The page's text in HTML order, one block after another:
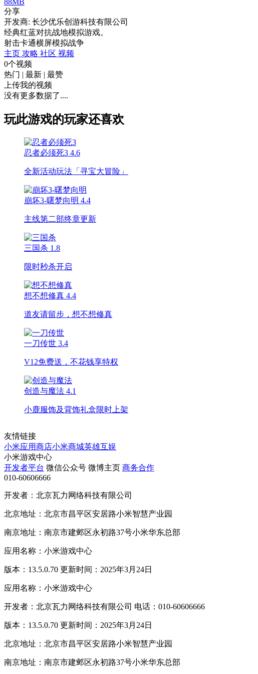
分享
开发商: 长沙优乐创游科技有限公司
经典红蓝对抗战地模拟游戏。
射击卡通横屏模拟战争
主页 攻略 社区 视频
0个视频
热门 | 最新 | 最赞
上传我的视频
没有更多数据了....
玩此游戏的玩家还喜欢
忍者必须死3 4.6
全新活动玩法「寻宝大冒险」
崩坏3-曙梦向明 4.4
主线第二部终章更新
三国杀 1.8
限时秒杀开启
想不想修真 4.4
道友请留步，想不想修真
一刀传世 3.4
V12免费送，不花钱享特权
创造与魔法 4.1
小鹿服饰及背饰礼盒限时上架
友情链接
小米应用商店小米商城英雄互娱
小米游戏中心
开发者平台 微信公众号 微博主页 商务合作
010-60606666
开发者：北京瓦力网络科技有限公司
北京地址：北京市昌平区安居路小米智慧产业园
南京地址：南京市建邺区永初路37号小米华东总部
应用名称：小米游戏中心
版本：13.5.0.70 更新时间：2025年3月24日
应用名称：小米游戏中心
开发者：北京瓦力网络科技有限公司 电话：010-60606666
版本：13.5.0.70 更新时间：2025年3月24日
北京地址：北京市昌平区安居路小米智慧产业园
南京地址：南京市建邺区永初路37号小米华东总部